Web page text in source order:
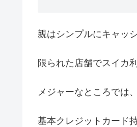
親はシンプルにキャッ
限られた店舗でスイカ
メジャーなところでは
基本クレジットカード